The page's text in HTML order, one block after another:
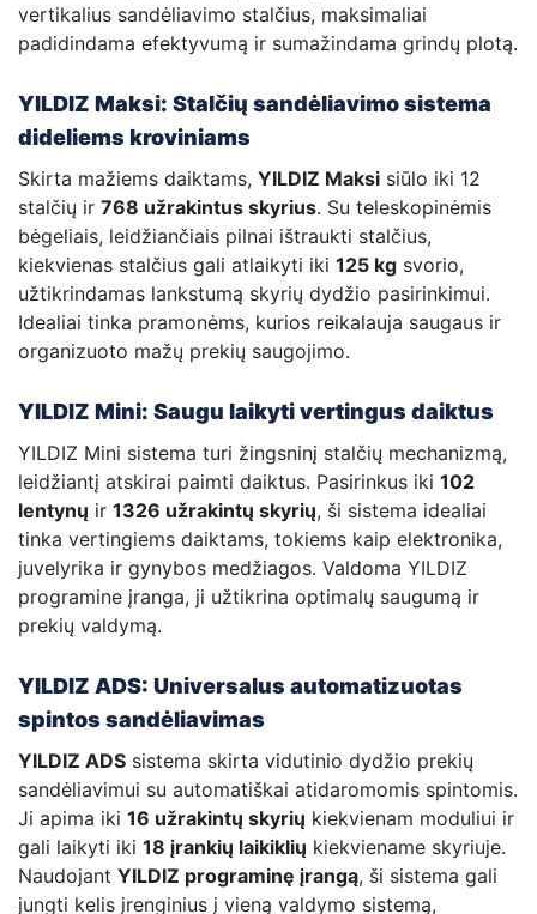
vertikalius sandėliavimo stalčius, maksimaliai
padidindama efektyvumą ir sumažindama grindų plotą.
YILDIZ Maksi: Stalčių sandėliavimo sistema
dideliems kroviniams
Skirta mažiems daiktams, YILDIZ Maksi siūlo iki 12
stalčių ir 768 užrakintus skyrius. Su teleskopinėmis
bėgeliais, leidžiančiais pilnai ištraukti stalčius,
kiekvienas stalčius gali atlaikyti iki 125 kg svorio,
užtikrindamas lankstumą skyrių dydžio pasirinkimui.
Idealiai tinka pramonėms, kurios reikalauja saugaus ir
organizuoto mažų prekių saugojimo.
YILDIZ Mini: Saugu laikyti vertingus daiktus
YILDIZ Mini sistema turi žingsninį stalčių mechanizmą,
leidžiantį atskirai paimti daiktus. Pasirinkus iki 102
lentynų ir 1326 užrakintų skyrių, ši sistema idealiai
tinka vertingiems daiktams, tokiems kaip elektronika,
juvelyrika ir gynybos medžiagos. Valdoma YILDIZ
programine įranga, ji užtikrina optimalų saugumą ir
prekių valdymą.
YILDIZ ADS: Universalus automatizuotas
spintos sandėliavimas
YILDIZ ADS sistema skirta vidutinio dydžio prekių
sandėliavimui su automatiškai atidaromomis spintomis.
Ji apima iki 16 užrakintų skyrių kiekvienam moduliui ir
gali laikyti iki 18 įrankių laikiklių kiekviename skyriuje.
Naudojant YILDIZ programinę įrangą, ši sistema gali
jungti kelis įrenginius į vieną valdymo sistemą,